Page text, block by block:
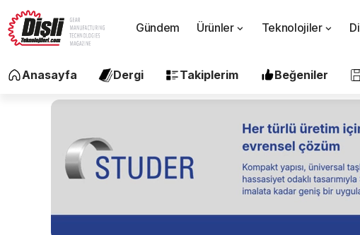
Gündem Ürünler Teknolojiler
Anasayfa Dergi Takiplerim Beğeniler